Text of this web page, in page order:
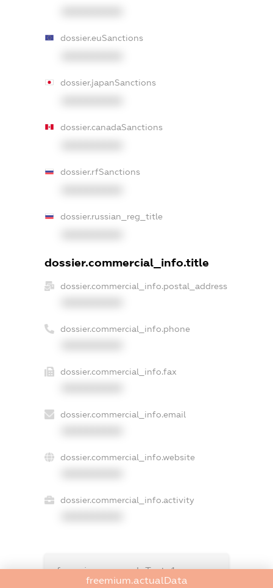
dossier.euSanctions
dossier.japanSanctions
dossier.canadaSanctions
dossier.rfSanctions
dossier.russian_reg_title
dossier.commercial_info.title
dossier.commercial_info.postal_address
dossier.commercial_info.phone
dossier.commercial_info.fax
dossier.commercial_info.email
dossier.commercial_info.website
dossier.commercial_info.activity
freemium.exampleText_1
freemium.exampleText_2
freemium.actualData